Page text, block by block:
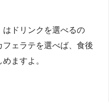
はドリンクを選べるの
ェラテを選べば、食後
ますよ。